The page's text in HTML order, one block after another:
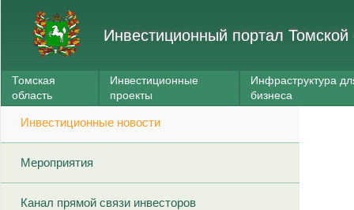
Инвестиционный портал Томской
Томская
область
Инвестиционные
проекты
Инфраструктура
бизнеса
Инвестиционные новости
Мероприятия
Канал прямой связи инвесторов